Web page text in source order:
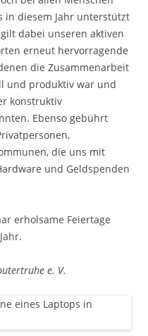
in diesem Jahr unterstützt
dabei unseren aktiven
erneut hervorragende
die Zusammenarbeit
und produktiv war und
konstruktiv
Ebenso gebührt
die uns mit
und Geldspenden
erholsame Feiertage
e. V.